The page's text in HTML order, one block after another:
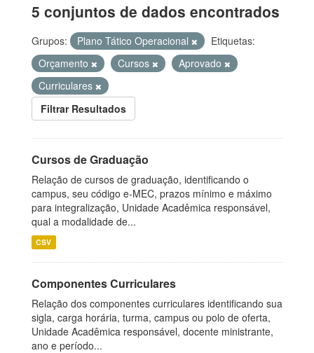
5 conjuntos de dados encontrados
Grupos: Plano Tático Operacional
Etiquetas:
Orçamento
Cursos
Aprovado
Curriculares
Filtrar Resultados
Cursos de Graduação
Relação de cursos de graduação, identificando o
campus, seu código e-MEC, prazos mínimo e máximo
para integralização, Unidade Acadêmica responsável,
qual a modalidade de...
CSV
Componentes Curriculares
Relação dos componentes curriculares identificando sua
sigla, carga horária, turma, campus ou polo de oferta,
Unidade Acadêmica responsável, docente ministrante,
ano e período...